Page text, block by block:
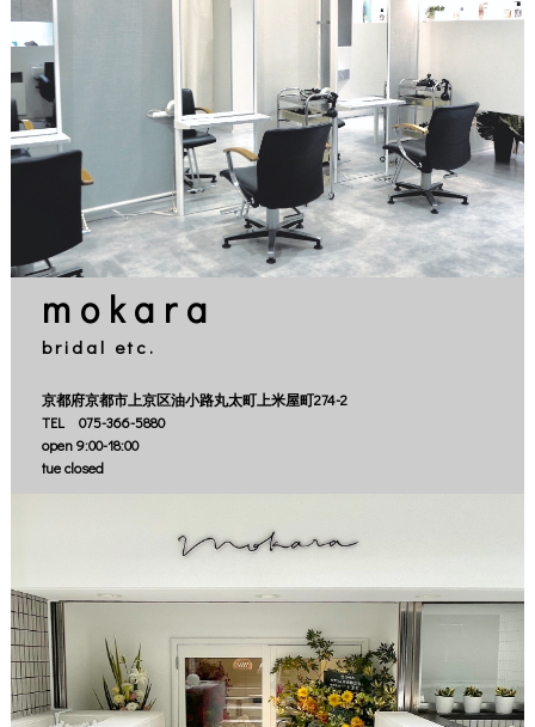
mokara
bridal etc.
京都府京都市上京区油小路丸太町上米屋町274-2
TEL 075-366-5880
open 9:00-18:00
tue closed